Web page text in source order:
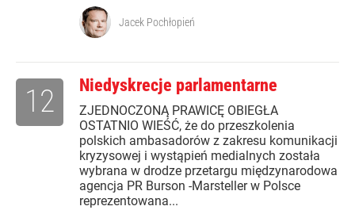
Jacek Pochłopień
Niedyskrecje parlamentarne
ZJEDNOCZONĄ PRAWICĘ OBIEGŁA
OSTATNIO WIEŚĆ, że do przeszkolenia
polskich ambasadorów z zakresu komunikacji
kryzysowej i wystąpień medialnych została
wybrana w drodze przetargu międzynarodowa
agencja PR Burson -Marsteller w Polsce
reprezentowana...
12